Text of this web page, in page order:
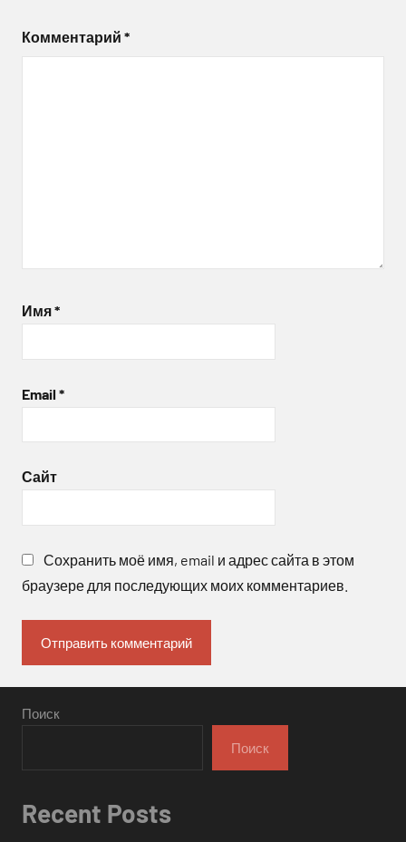
Комментарий *
Имя*
Email *
Сайт
Сохранить моё имя, email и адрес сайта в этом
браузере для последующих моих комментариев.
Поиск
Поиск
Recent Posts